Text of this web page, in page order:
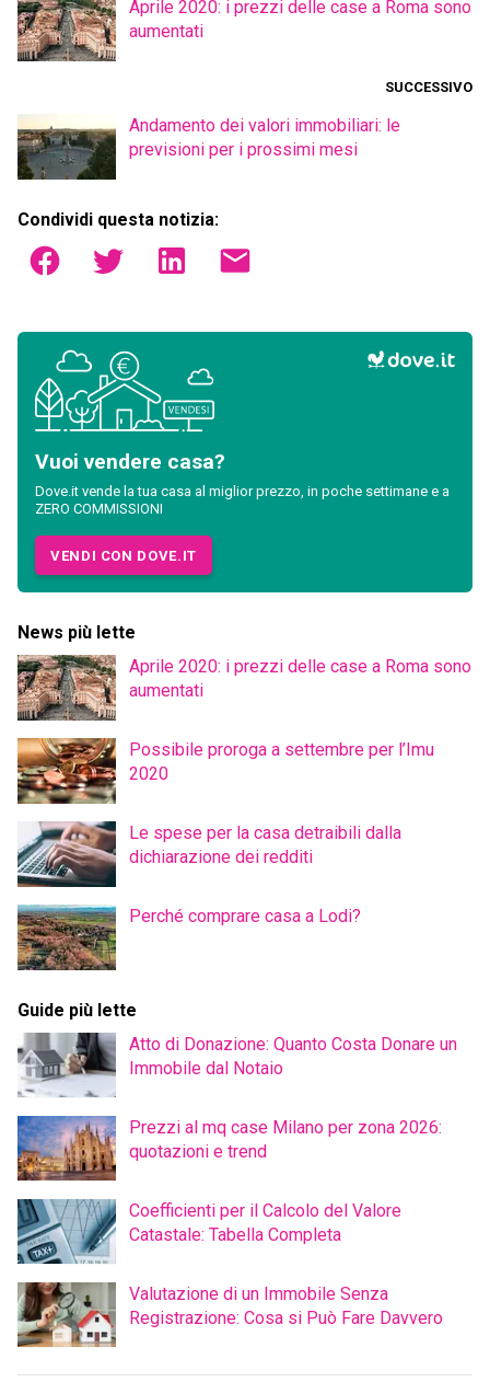
Aprile 2020: i prezzi delle case a Roma sono
aumentati
SUCCESSIVO
Andamento dei valori immobiliari: le
previsioni per i prossimi mesi
Condividi questa notizia:
Vuoi vendere casa?
Dove.it vende la tua casa al miglior prezzo, in poche settimane e a
ZERO COMMISSIONI
VENDI CON DOVE.IT
News più lette
Aprile 2020: i prezzi delle case a Roma sono
aumentati
Possibile proroga a settembre per l’Imu
2020
Le spese per la casa detraibili dalla
dichiarazione dei redditi
Perché comprare casa a Lodi?
Guide più lette
Atto di Donazione: Quanto Costa Donare un
Immobile dal Notaio
Prezzi al mq case Milano per zona 2026:
quotazioni e trend
Coefficienti per il Calcolo del Valore
Catastale: Tabella Completa
Valutazione di un Immobile Senza
Registrazione: Cosa si Può Fare Davvero